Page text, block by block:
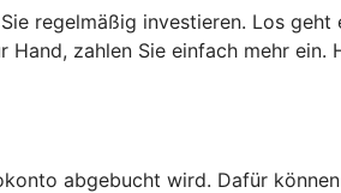
regelmäßig investieren. Los
zahlen Sie einfach mehr ein.
abgebucht wird. Dafür